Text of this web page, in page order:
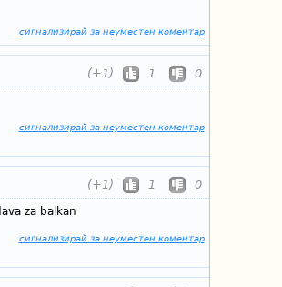
сигнализирай за неуместен коментар
(+1) 1 0
сигнализирай за неуместен коментар
(+1) 1 0
za balkan
сигнализирай за неуместен коментар